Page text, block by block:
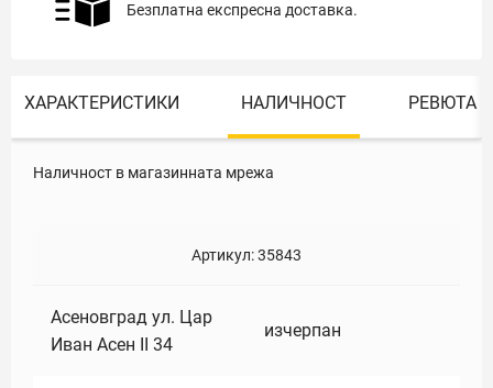
Безплатна експресна доставка.
ХАРАКТЕРИСТИКИ НАЛИЧНОСТ РЕВЮТА
Наличност в магазинната мрежа
Артикул:35843
Асеновград ул. Цар
Иван Асен II 34
изчерпан